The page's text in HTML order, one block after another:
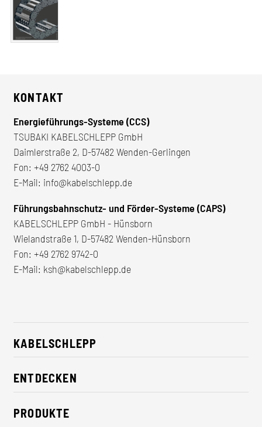
KONTAKT
Energieführungs-Systeme (CCS)
TSUBAKI KABELSCHLEPP GmbH
Daimlerstraße 2, D-57482 Wenden-Gerlingen
Fon: +49 2762 4003-0
E-Mail: info@kabelschlepp.de
Führungsbahnschutz- und Förder-Systeme (CAPS)
KABELSCHLEPP GmbH - Hünsborn
Wielandstraße 1, D-57482 Wenden-Hünsborn
Fon: +49 2762 9742-0
E-Mail: ksh@kabelschlepp.de
KABELSCHLEPP
Über uns
Karriere
CSR / Nachhaltigkeit
ENTDECKEN
Branchenlösungen
PRODUKTE